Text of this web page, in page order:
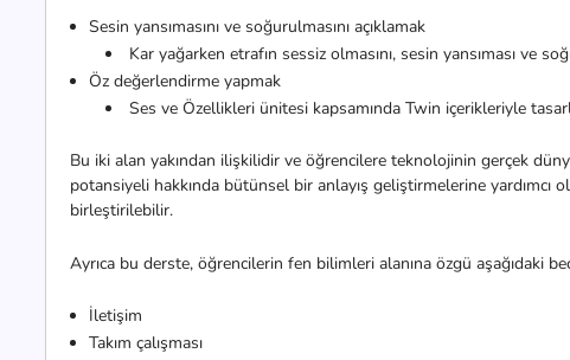
Sesin yansımasını ve soğurulmasını açıklamak
Kar yağarken etrafın sessiz olmasını, sesin yansıması ve
Öz değerlendirme yapmak
Ses ve Özellikleri ünitesi kapsamında Twin içerikleriyle
Bu iki alan yakından ilişkilidir ve öğrencilere teknolojinin gerçek
potansiyeli hakkında bütünsel bir anlayış geliştirmelerine yardımcı
birleştirilebilir.
Ayrıca bu derste, öğrencilerin fen bilimleri alanına özgü aşağıdaki
İletişim
Takım çalışması